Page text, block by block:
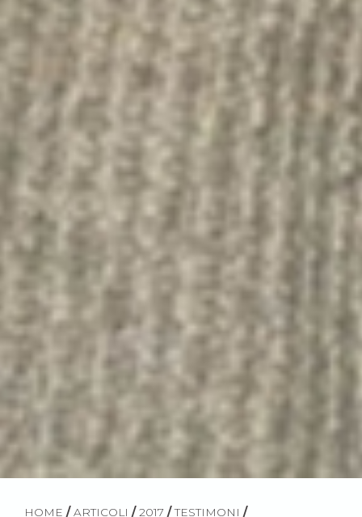
HOME / ARTICOLI / 2017 / TESTIMONI /